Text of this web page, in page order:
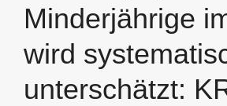
Minderjährige
wird
unterschätzt: